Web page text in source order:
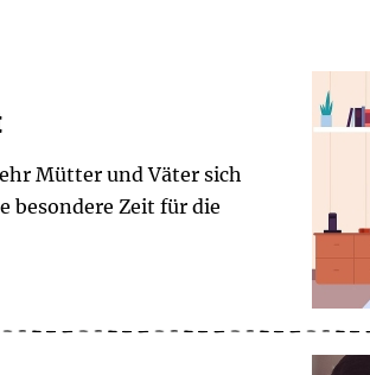
Mütter und Väter sich
besondere Zeit für die